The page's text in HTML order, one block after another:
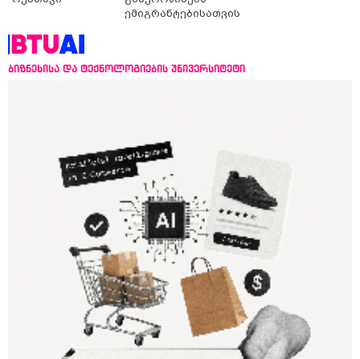
ემიგრანტებისათვის
ბიზნესისა და ტექნოლოგიების უნივერსიტეტი